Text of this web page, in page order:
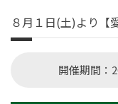
８月１日(土)より【
開催期間：